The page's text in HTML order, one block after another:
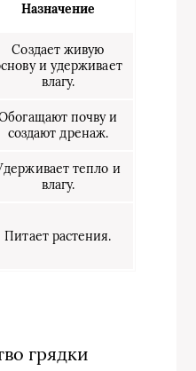
Назначение
Создает живую
и удерживает
влагу.
почву и
создают дренаж.
тепло и
влагу.
Питает растения.
грядки